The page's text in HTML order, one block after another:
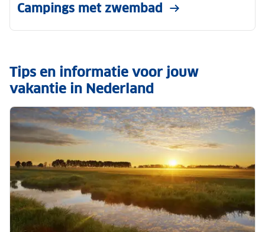
Campings met zwembad
Tips en informatie voor jouw
vakantie in Nederland